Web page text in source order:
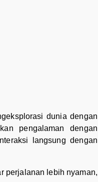
dunia dengan
pengalaman dengan
langsung dengan
perjalanan lebih nyaman,